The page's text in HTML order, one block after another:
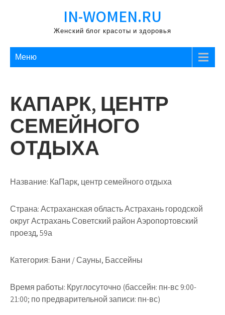
IN-WOMEN.RU
Женский блог красоты и здоровья
Меню
КАПАРК, ЦЕНТР
СЕМЕЙНОГО
ОТДЫХА
Название: КаПарк, центр семейного отдыха
Страна:Астраханская область Астрахань городской
округ Астрахань Советский район Аэропортовский
проезд, 59а
Категория: Бани / Сауны, Бассейны
Время работы: Круглосуточно (бассейн: пн-вс 9:00-
21:00; по предварительной записи: пн-вс)